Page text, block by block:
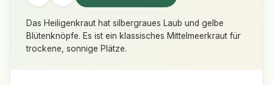
Das Heiligenkraut hat silbergraues Laub und gelbe
Blütenknöpfe. Es ist ein klassisches Mittelmeerkraut für
trockene, sonnige Plätze.